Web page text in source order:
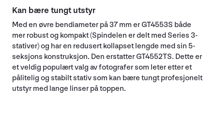
Kan bære tungt utstyr
Med en øvre bendiameter på 37 mm er GT4553S både
mer robust og kompakt (Spindelen er delt med Series 3-
stativer) og har en redusert kollapset lengde med sin 5-
seksjons konstruksjon. Den erstatter GT4552TS. Dette er
et veldig populært valg av fotografer som leter etter et
pålitelig og stabilt stativ som kan bære tungt profesjonelt
utstyr med lange linser på toppen.